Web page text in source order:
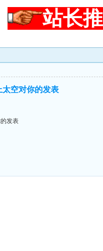
站长
空对你的发表
发表